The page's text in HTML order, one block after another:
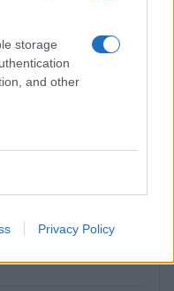
storage
and other
Privacy Policy
arte e cultura si